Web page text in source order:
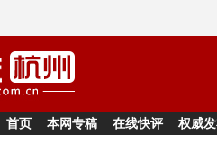
首页 本网专稿 在线快评 权威